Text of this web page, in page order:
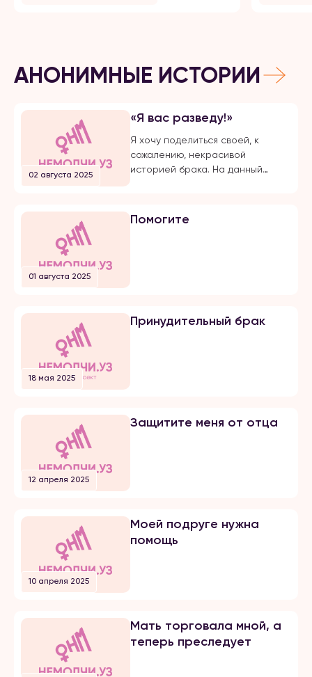
АНОНИМНЫЕ ИСТОРИИ
02 августа 2025
«Я вас разведу!»
Я хочу поделиться своей, к
сожалению, некрасивой
историей брака. На данный
публичной травле, оскорблениям
мне сделал предложение. Мы […]
01 августа 2025
Помогите
18 мая 2025
Принудительный брак
12 апреля 2025
Защитите меня от отца
10 апреля 2025
Моей подруге нужна
помощь
Мать торговала мной, а
теперь преследует